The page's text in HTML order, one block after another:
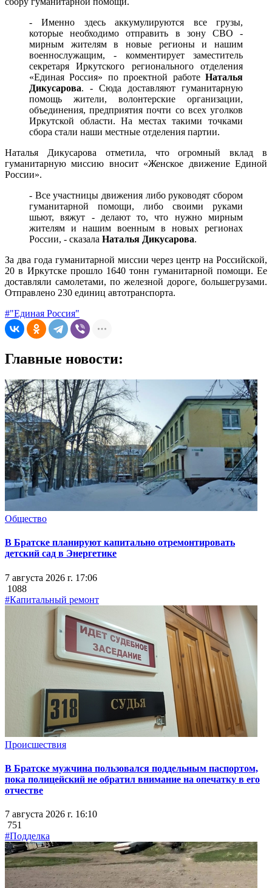
- Именно здесь аккумулируются все грузы,
которые необходимо отправить в зону СВО -
мирным жителям в новые регионы и нашим
военнослужащим, - комментирует заместитель
секретаря Иркутского регионального отделения
«Единая Россия» по проектной работе Наталья
Дикусарова. - Сюда доставляют гуманитарную
помощь жители, волонтерские организации,
объединения, предприятия почти со всех уголков
Иркутской области. На местах такими точками
сбора стали наши местные отделения партии.
Наталья Дикусарова отметила, что огромный вклад в
гуманитарную миссию вносит «Женское движение Единой
России».
- Все участницы движения либо руководят сбором
гуманитарной помощи, либо своими руками
шьют, вяжут - делают то, что нужно мирным
жителям и нашим военным в новых регионах
России, - сказала Наталья Дикусарова.
За два года гуманитарной миссии через центр на Российской,
20 в Иркутске прошло 1640 тонн гуманитарной помощи. Ее
доставляли самолетами, по железной дороге, большегрузами.
Отправлено 230 единиц автотранспорта.
#"Единая Россия"
Главные новости:
Общество
В Братске планируют капитально отремонтировать
детский сад в Энергетике
7 августа 2026 г. 17:06
1088
#Капитальный ремонт
Происшествия
В Братске мужчина пользовался поддельным паспортом,
пока полицейский не обратил внимание на опечатку в его
отчестве
7 августа 2026 г. 16:10
751
#Подделка